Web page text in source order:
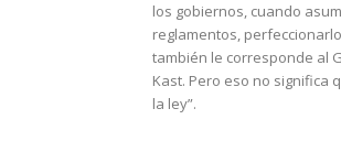
los gobiernos, cuando
reglamentos,
también le corresponde al
Kast. Pero eso no significa
la ley”.